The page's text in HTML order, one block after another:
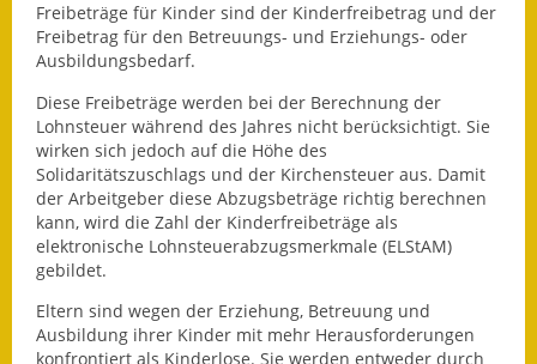
Lärmaktionsplan
Leichte Sprache
Infos in Leichter Sprache
Mitteilungsblatt
Nachhaltigkeitsbericht
Notfallplanung
Freibeträge für Kinder sind der Kinderfreibetrag und der
Freibetrag für den Betreuungs- und Erziehungs- oder
Ausbildungsbedarf.
Diese Freibeträge werden bei der Berechnung der
Lohnsteuer während des Jahres nicht berücksichtigt. Sie
wirken sich jedoch auf die Höhe des
Solidaritätszuschlags und der Kirchensteuer aus. Damit
der Arbeitgeber diese Abzugsbeträge richtig berechnen
kann, wird die Zahl der Kinderfreibeträge als
elektronische Lohnsteuerabzugsmerkmale (ELStAM)
gebildet.
Eltern sind wegen der Erziehung, Betreuung und
Ausbildung ihrer Kinder mit mehr Herausforderungen
konfrontiert als Kinderlose. Sie werden entweder durch